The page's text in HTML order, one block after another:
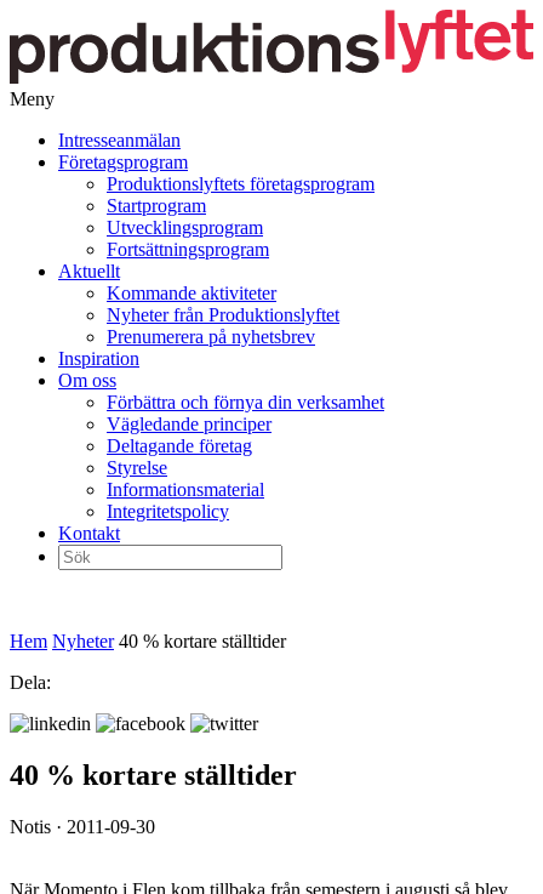
Meny
vidare
Intresseanmälan
Företagsprogram
Produktionslyftets företagsprogram
Startprogram
Utvecklingsprogram
Fortsättningsprogram
Aktuellt
Kommande aktiviteter
Nyheter från Produktionslyftet
Prenumerera på nyhetsbrev
Inspiration
Om oss
Förbättra och förnya din verksamhet
Vägledande principer
Deltagande företag
Styrelse
Informationsmaterial
Integritetspolicy
Kontakt
Sök
efter:
Hem Nyheter 40 % kortare ställtider
Dela:
40 % kortare ställtider
Notis · 2011-09-30
När Momento i Flen kom tillbaka från semestern i augusti så blev